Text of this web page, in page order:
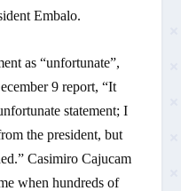
Embalo.
as “unfortunate”,
9 report, “It
statement; I
the president, but
Casimiro Cajucam
when hundreds of